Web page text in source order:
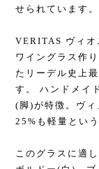
せられています。
VERITAS ヴィオ
ワイングラス作
たリーデル史上
す。 ハンドメイ
(脚)が特徴。ヴィ
25%も軽量とい
このグラスに適